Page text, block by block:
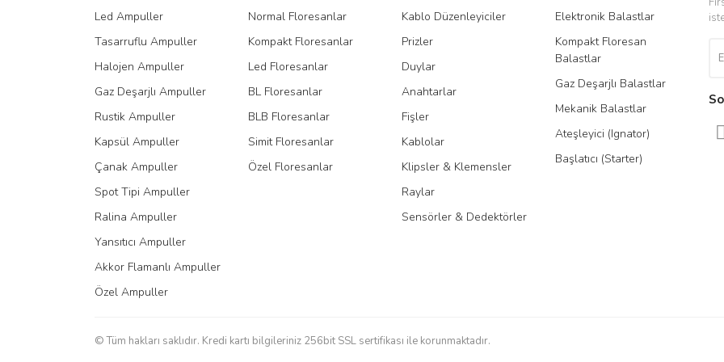
Bu ürüne benzer farklı alternatifler olmalı.
Gönder
Led Ampuller
Tasarruflu Ampuller
Halojen Ampuller
Gaz Deşarjlı Ampuller
Rustik Ampuller
Kapsül Ampuller
Çanak Ampuller
Spot Tipi Ampuller
Ralina Ampuller
Yansıtıcı Ampuller
Akkor Flamanlı Ampuller
Özel Ampuller
Normal Floresanlar
Kompakt Floresanlar
Led Floresanlar
BL Floresanlar
BLB Floresanlar
Simit Floresanlar
Özel Floresanlar
Kablo Düzenleyiciler
Prizler
Duylar
Anahtarlar
Fişler
Kablolar
Klipsler & Klemensler
Raylar
Sensörler & Dedektörler
Elektronik Balastlar
Kompakt Floresan
Balastlar
Gaz Deşarjlı Balastlar
Mekanik Balastlar
Ateşleyici (Ignator)
Başlatıcı (Starter)
© Tüm hakları saklıdır. Kredi kartı bilgileriniz 256bit SSL sertifikası ile korunmaktadır.